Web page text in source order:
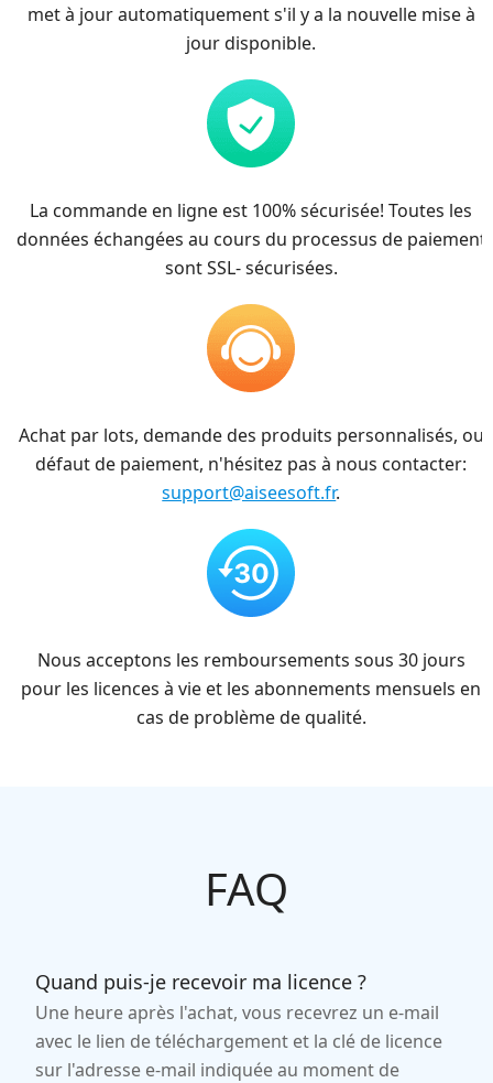
met à jour automatiquement s'il y a la nouvelle mise à
jour disponible.
La commande en ligne est 100% sécurisée! Toutes les
données échangées au cours du processus de paiement
sont SSL- sécurisées.
Achat par lots, demande des produits personnalisés, ou
défaut de paiement, n'hésitez pas à nous contacter:
support@aiseesoft.fr.
Nous acceptons les remboursements sous 30 jours
pour les licences à vie et les abonnements mensuels en
cas de problème de qualité.
FAQ
Quand puis-je recevoir ma licence ?
Une heure après l'achat, vous recevrez un e-mail
avec le lien de téléchargement et la clé de licence
sur l'adresse e-mail indiquée au moment de